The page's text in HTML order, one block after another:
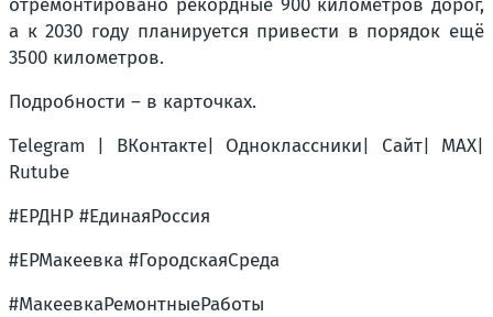
отремонтировано рекордные 900 километров дорог,
а к 2030 году планируется привести в порядок ещё
3500 километров.
Подробности – в карточках.
Telegram | ВКонтакте| Одноклассники| Сайт| MAX|
Rutube
#ЕРДНР #ЕдинаяРоссия
#ЕРМакеевка #ГородскаяСреда
#МакеевкаРемонтныеРаботы